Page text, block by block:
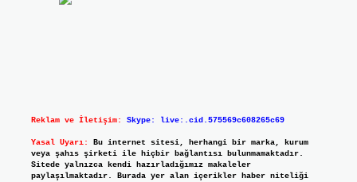
Reklam ve İletişim: Skype: live:.cid.575569c608265c69
Yasal Uyarı:
Bu internet sitesi, herhangi bir marka, kurum
veya şahıs şirketi ile hiçbir bağlantısı bulunmamaktadır.
Sitede yalnızca kendi hazırladığımız makaleler
paylaşılmaktadır. Burada yer alan içerikler haber niteliği